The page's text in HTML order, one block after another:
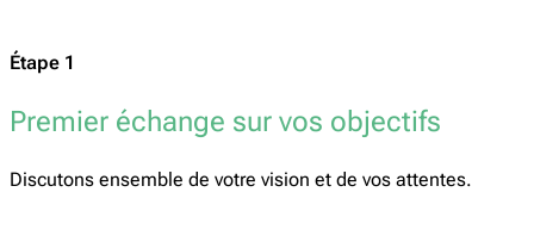
Étape 1
Premier échange sur vos objectifs
Discutons ensemble de votre vision et de vos attentes.